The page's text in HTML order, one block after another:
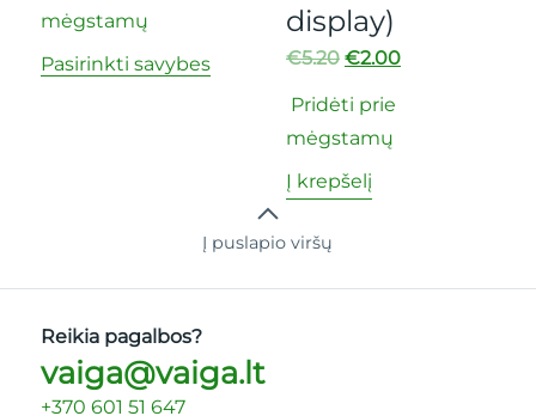
mėgstamų
Pasirinkti savybes
display)
€5.20 €2.00
Pridėti prie
mėgstamų
Į krepšelį
Į puslapio viršų
Reikia pagalbos?
vaiga@vaiga.lt
+370 601 51 647